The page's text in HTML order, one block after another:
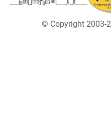
© Copyright 2003-